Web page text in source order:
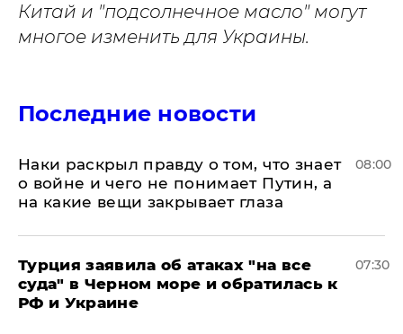
Китай и "подсолнечное масло" могут
многое изменить для Украины.
Последние новости
Наки раскрыл правду о том, что знает
о войне и чего не понимает Путин, а
на какие вещи закрывает глаза
08:00
Турция заявила об атаках "на все
суда" в Черном море и обратилась к
РФ и Украине
07:30